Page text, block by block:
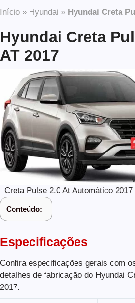
Início » Hyundai » Hyundai Creta
Hyundai Creta
AT 2017
Creta Pulse 2.0 At Automático
Conteúdo:
Especificações
Confira especificações gerais com
detalhes de fabricação do Hyundai
2017: